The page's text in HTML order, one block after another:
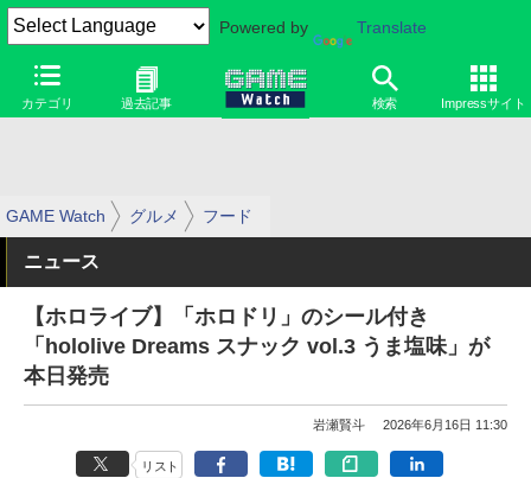
Powered by Translate
カテゴリ 過去記事 検索 Impressサイト
GAME Watch グルメ フード
ニュース
【ホロライブ】「ホロドリ」のシール付き
「hololive Dreams スナック vol.3 うま塩味」が
本日発売
岩瀬賢斗 2026年6月16日 11:30
リスト